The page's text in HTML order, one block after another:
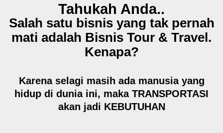
Tahukah Anda..
Salah satu bisnis yang tak pernah
mati adalah Bisnis Tour & Travel.
Kenapa?
Karena selagi masih ada manusia yang
hidup di dunia ini, maka TRANSPORTASI
akan jadi KEBUTUHAN